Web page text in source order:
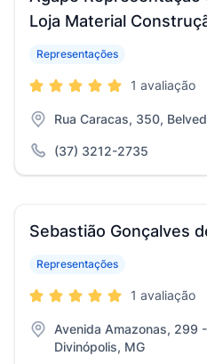
Loja Material
Representações
1 avaliação
Rua Caracas, 350,
(37) 3212-2735
Sebastião Gonçalves
Representações
1 avaliação
Avenida Amazonas, 299
Divinópolis, MG